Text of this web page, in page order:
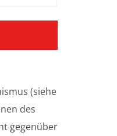
(siehe
des
gegenüber